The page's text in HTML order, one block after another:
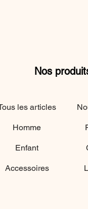
Nos
les articles
Homme
Enfant
Accessoires